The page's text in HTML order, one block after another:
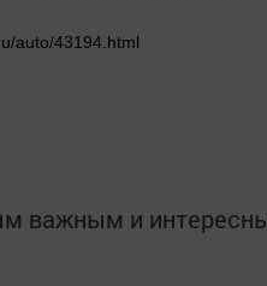
auto/43194.html
важным и